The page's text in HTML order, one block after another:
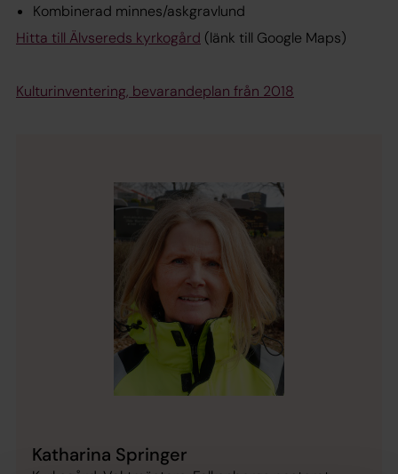
Kombinerad minnes/askgravlund
Hitta till Älvsereds kyrkogård (länk till Google Maps)
Kulturinventering, bevarandeplan från 2018
Katharina Springer